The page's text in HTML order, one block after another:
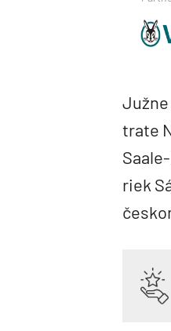
Južne
trate
riek